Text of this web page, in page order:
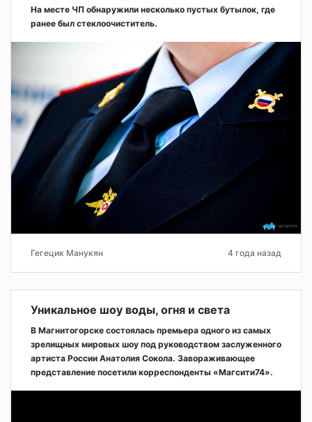
На месте ЧП обнаружили несколько пустых бутылок, где
ранее был стеклоочиститель.
Гегецик Манукян 4 года назад
Уникальное шоу воды, огня и света
В Магнитогорске состоялась премьера одного из самых
зрелищных мировых шоу под руководством заслуженного
артиста России Анатолия Сокола. Завораживающее
представление посетили корреспонденты «Магсити74».